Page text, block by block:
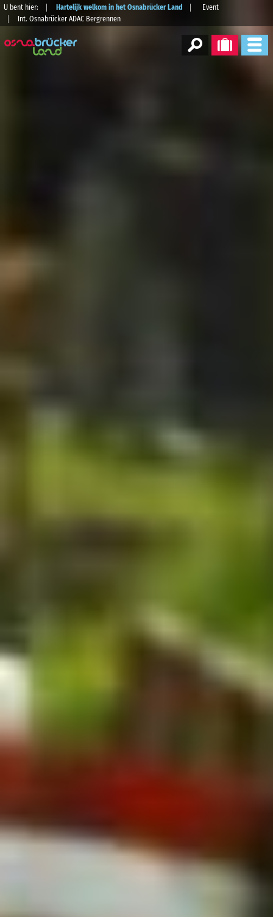
U bent hier: Hartelijk welkom in het Osnabrücker Land
Event
Int. Osnabrücker ADAC Bergrennen